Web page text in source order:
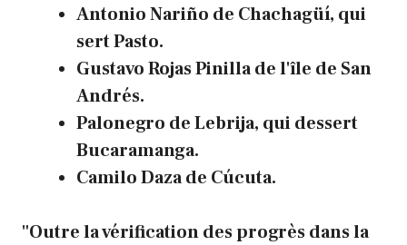
Antonio Nariño de Chachagüí, qui
sert Pasto.
Gustavo Rojas Pinilla de l'île de San
Andrés.
Palonegro de Lebrija, qui dessert
Bucaramanga.
Camilo Daza de Cúcuta.
"Outre la vérification des progrès dans la